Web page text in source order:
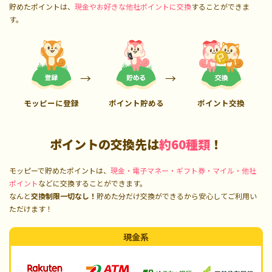
貯めたポイントは、 現金やお好きな他社ポイントに交換することができま
す。
モッピーに登録 ポイント貯める ポイント交換
ポイントの交換先は約60種類 ！
モッピーで貯めたポイントは、 現金・電子マネー・ギフト券・マイル・他社
ポイントなどに交換することができます。
なんと交換制限一切なし！ 貯めた分だけ交換ができるから安心してご利用い
ただけます！
現金系